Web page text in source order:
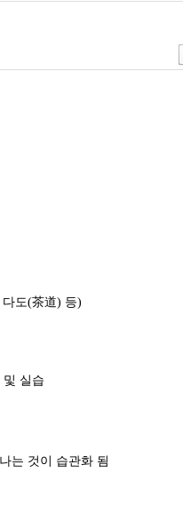
도(茶道) 등)
실습
는 것이 습관화 됨